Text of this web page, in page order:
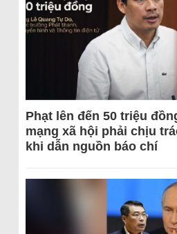
Phạt lên đến 50 triệu
mạng xã hội phải chịu
khi dẫn nguồn báo chí